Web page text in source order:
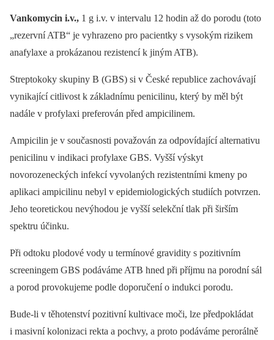
Vankomycin i.v., 1 g i.v. v intervalu 12 hodin až do porodu (toto
„rezervní ATB“ je vyhrazeno pro pacientky s vysokým rizikem
anafylaxe a prokázanou rezistencí k jiným ATB).
Streptokoky skupiny B (GBS) si v České republice zachovávají
vynikající citlivost k základnímu penicilinu, který by měl být
nadále v profylaxi preferován před ampicilinem.
Ampicilin je v současnosti považován za odpovídající alternativu
penicilinu v indikaci profylaxe GBS. Vyšší výskyt
novorozeneckých infekcí vyvolaných rezistentními kmeny po
aplikaci ampicilinu nebyl v epidemiologických studiích potvrzen.
Jeho teoretickou nevýhodou je vyšší selekční tlak při širším
spektru účinku.
Při odtoku plodové vody u termínové gravidity s pozitivním
screeningem GBS podáváme ATB hned při příjmu na porodní sál
a porod provokujeme podle doporučení o indukci porodu.
Bude-li v těhotenství pozitivní kultivace moči, lze předpokládat
i masivní kolonizaci rekta a pochvy, a proto podáváme perorálně